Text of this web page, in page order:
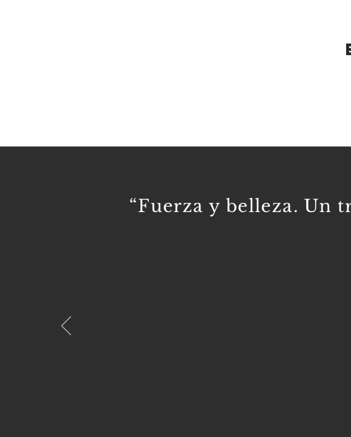
“Fuerza y belleza. Un